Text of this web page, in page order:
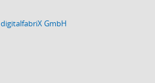
digitalfabriX GmbH